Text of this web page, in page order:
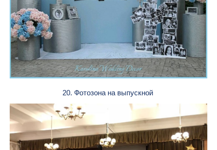
20. Фотозона на выпускной